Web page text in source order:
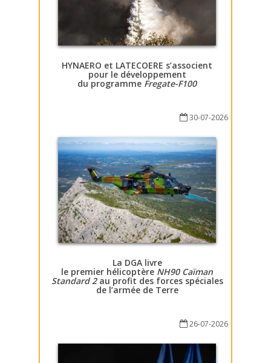
HYNAERO et LATECOERE s’associent
pour le développement
du programme Fregate-F100
30-07-2026
La DGA livre
le premier hélicoptère NH90 Caïman
Standard 2au profit des forces spéciales
de l’armée de Terre
26-07-2026